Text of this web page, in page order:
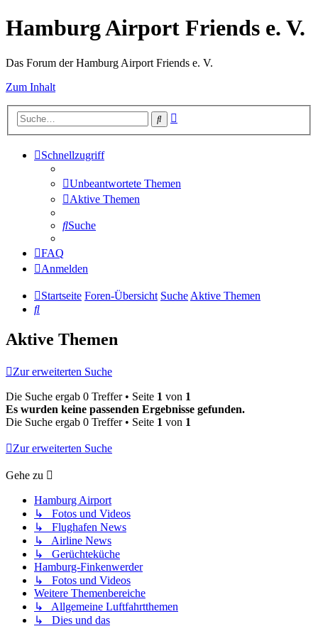
Hamburg Airport Friends e. V.
Das Forum der Hamburg Airport Friends e. V.
Zum Inhalt
Suche
Schnellzugriff
Unbeantwortete Themen
Aktive Themen
Suche
FAQ
Anmelden
Startseite Foren-Übersicht SucheAktive Themen
Suche
Aktive Themen
Zur erweiterten Suche
Die Suche ergab 0 Treffer • Seite 1 von 1
Es wurden keine passenden Ergebnisse gefunden.
Die Suche ergab 0 Treffer • Seite 1 von 1
Zur erweiterten Suche
Gehe zu
Hamburg Airport
↳ Fotos und Videos
↳ Flughafen News
↳ Airline News
↳ Gerüchteküche
Hamburg-Finkenwerder
↳ Fotos und Videos
Weitere Themenbereiche
↳ Allgemeine Luftfahrtthemen
↳ Dies und das